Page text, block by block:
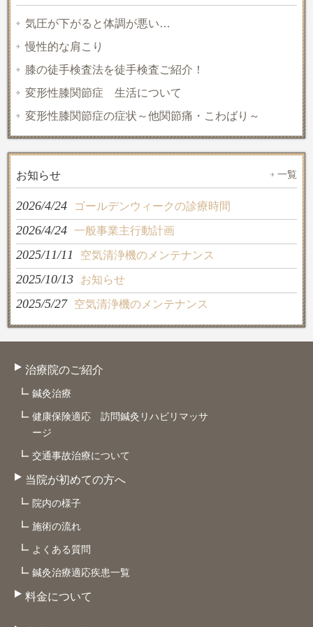
気圧が下がると体調が悪い…
慢性的な肩こり
膝の徒手検査法を徒手検査ご紹介！
変形性膝関節症 生活について
変形性膝関節症の症状～他関節痛・こわばり～
お知らせ 一覧
2026/4/24 ゴールデンウィークの診療時間
2026/4/24 一般事業主行動計画
2025/11/11 空気清浄機のメンテナンス
2025/10/13 お知らせ
2025/5/27 空気清浄機のメンテナンス
治療院のご紹介
鍼灸治療
健康保険適応 訪問鍼灸リハビリマッサ
ージ
交通事故治療について
当院が初めての方へ
院内の様子
施術の流れ
よくある質問
鍼灸治療適応疾患一覧
料金について